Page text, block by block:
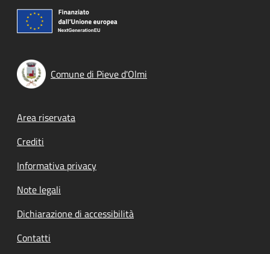
Comune di Pieve d'Olmi
Footer menu
Area riservata
Crediti
Informativa privacy
Note legali
Dichiarazione di accessibilità
Contatti